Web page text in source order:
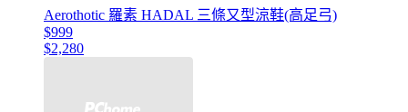
Aerothotic 羅素 HADAL 三條又型涼鞋(高足弓)
$999
$2,280